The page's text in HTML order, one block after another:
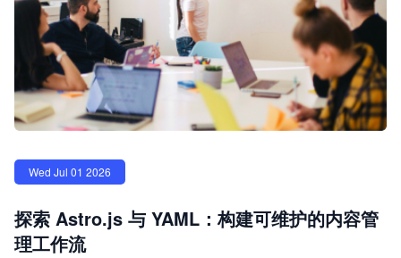
Wed Jul 01 2026
探索 Astro.js 与 YAML：构建可维护的内容管
理工作流